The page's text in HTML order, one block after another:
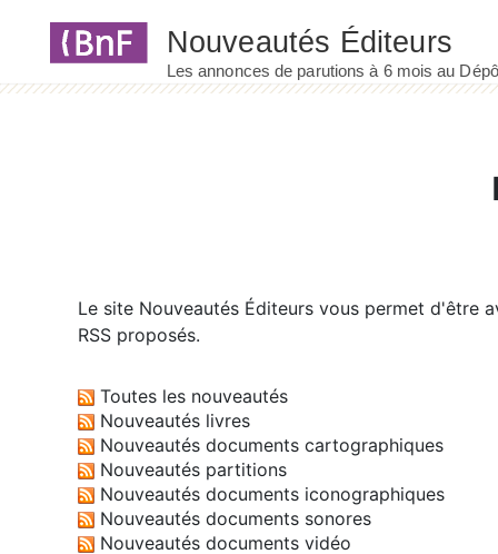
Le site Nouveautés Éditeurs vous permet d'être
RSS proposés.
Toutes les nouveautés
Nouveautés livres
Nouveautés documents cartographiques
Nouveautés partitions
Nouveautés documents iconographiques
Nouveautés documents sonores
Nouveautés documents vidéo